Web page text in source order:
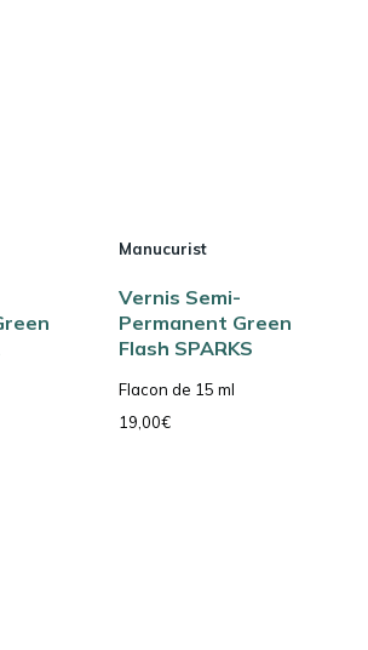
Manucurist
Vernis Semi-
Permanent Green
Flash SPARKS
Flacon de 15 ml
19,00€